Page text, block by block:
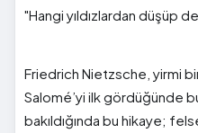
"Hangi yıldızlardan düşüp
Friedrich Nietzsche, yirmi
Salomé’yi ilk gördüğünde
bakıldığında bu hikaye;